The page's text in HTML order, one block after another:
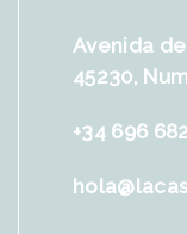
Avenida
45230,
+34 696